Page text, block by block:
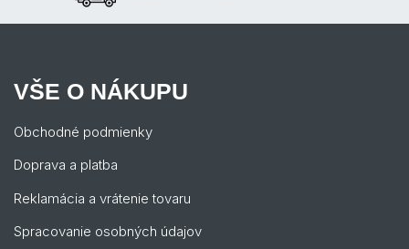
VŠE O NÁKUPU
Obchodné podmienky
Doprava a platba
Reklamácia a vrátenie tovaru
Spracovanie osobných údajov